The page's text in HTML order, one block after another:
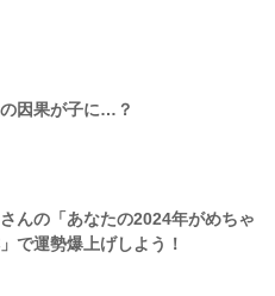
因果が子に…？
んの「あなたの2024年がめちゃ
で運勢爆上げしよう！